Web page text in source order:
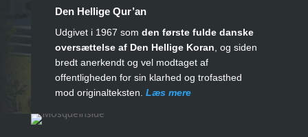
Den Hellige Qur’an
Udgivet i 1967 som den første fulde danske
oversættelse af Den Hellige Koran , og siden
bredt anerkendt og vel modtaget af
offentligheden for sin klarhed og trofasthed
mod originalteksten. Læs mere